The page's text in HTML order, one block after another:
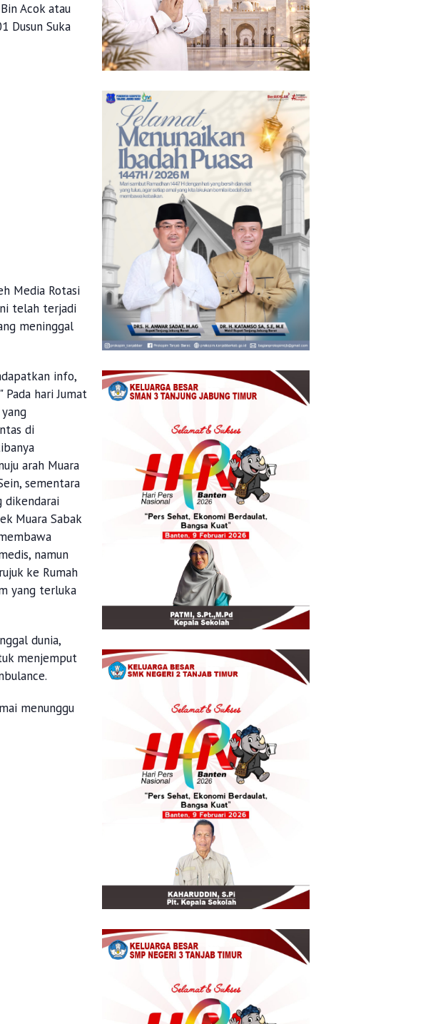
Acok atau
Dusun Suka
Media Rotasi
telah terjadi
meninggal
info,
hari Jumat
di
arah Muara
sementara
dikendarai
Muara Sabak
namun
ke Rumah
yang terluka
dunia,
menjemput
menunggu